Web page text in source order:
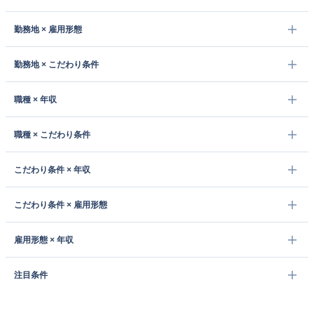
勤務地 × 雇用形態
勤務地 × こだわり条件
職種 × 年収
職種 × こだわり条件
こだわり条件 × 年収
こだわり条件 × 雇用形態
雇用形態 × 年収
注目条件